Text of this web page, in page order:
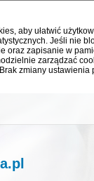
aby ułatwić
Jeśli nie
oraz zapisanie w
zarządzać
zmiany ustawienia